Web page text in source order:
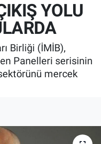
YOLU
Birliği (İMİB),
Panelleri serisinin
mercek